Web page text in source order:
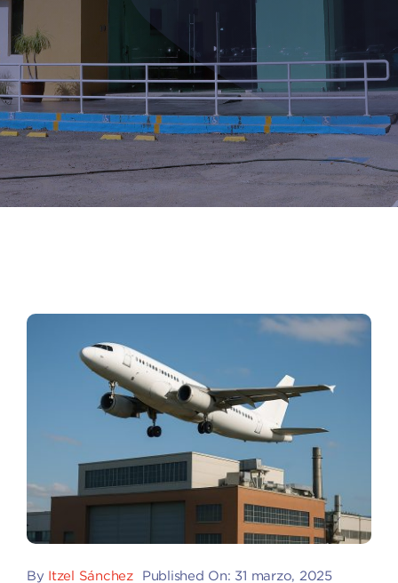
By Itzel Sánchez
Published On: 31 marzo, 2025